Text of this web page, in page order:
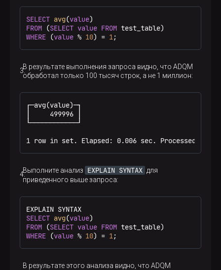
SELECT avg(value
FROM (SELECT value FROM
WHERE (value % 10) = 1;
В результате выполнения запроса видно, что ADQM
обработал только 100 тысяч строк, а не 1 миллион:
┌─avg(value)─┐
│     499996 │
└────────────┘
1 row in set. Elapsed: 0.006 sec. Processed
Выполните анализ EXPLAIN SYNTAX для
приведенного выше запроса:
SELECT avg(value
FROM (SELECT value FROM
WHERE (value % 10) = 1;
В результате этого анализа видно, что ADQM